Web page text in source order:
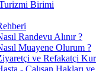
Birimi
Randevu Alınır ?
Muayene Olurum ?
ve Refakatçi
- Çalışan Hakları